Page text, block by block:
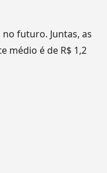
futuro. Juntas, as
médio é de R$ 1,2